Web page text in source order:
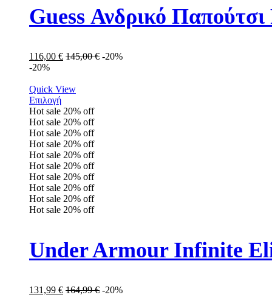
Guess Ανδρικό
116,00 € 145,00€ -20%
-20%
Quick View
Επιλογή
Hot sale 20% off
Hot sale 20% off
Hot sale 20% off
Hot sale 20% off
Hot sale 20% off
Hot sale 20% off
Hot sale 20% off
Hot sale 20% off
Hot sale 20% off
Hot sale 20% off
Under Armour Infinite
131,99 € 164,99€ -20%